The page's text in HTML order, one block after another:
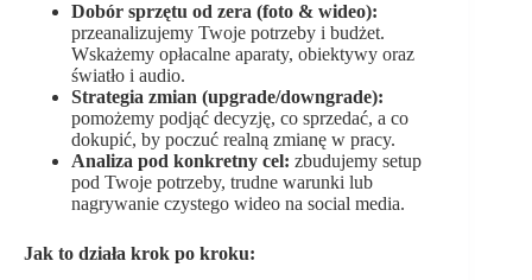
Dobór sprzętu od zera (foto & wideo):
przeanalizujemy Twoje potrzeby i budżet.
Wskażemy opłacalne aparaty, obiektywy oraz
światło i audio.
Strategia zmian (upgrade/downgrade):
pomożemy podjąć decyzję, co sprzedać, a co
dokupić, by poczuć realną zmianę w pracy.
Analiza pod konkretny cel: zbudujemy setup
pod Twoje potrzeby, trudne warunki lub
nagrywanie czystego wideo na social media.
Jak to działa krok po kroku: